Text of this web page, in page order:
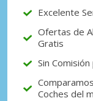
Excelente
Ofertas de
Gratis
Sin
Coches del